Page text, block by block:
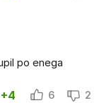
po enega
+4 6 2